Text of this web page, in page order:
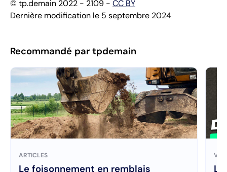
© tp.demain 2022 - 2109 - CC BY
Dernière modification le 5 septembre 2024
Recommandé par tpdemain
ARTICLES
Le foisonnement en remblais